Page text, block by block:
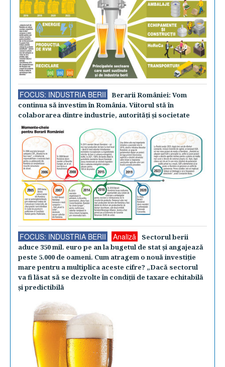
FOCUS: INDUSTRIA BERII
Berarii României: Vom
continua să investim în România. Viitorul stă în
colaborarea dintre industrie, autorităţi şi societate
FOCUS: INDUSTRIA BERII Analiză
Sectorul berii
aduce 350 mil. euro pe an la bugetul de stat şi angajează
peste 5.000 de oameni. Cum atragem o nouă investiţie
mare pentru a multiplica aceste cifre? „Dacă sectorul
va fi lăsat să se dezvolte în condiţii de taxare echitabilă
şi predictibilă